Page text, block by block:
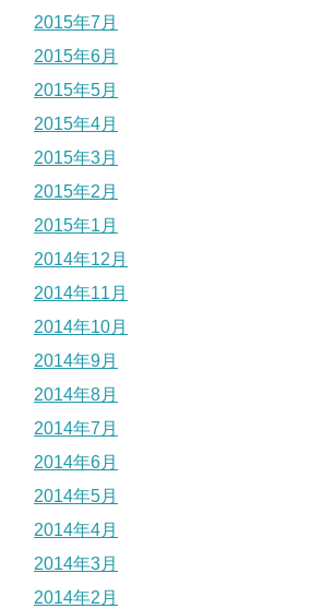
2015年7月
2015年6月
2015年5月
2015年4月
2015年3月
2015年2月
2015年1月
2014年12月
2014年11月
2014年10月
2014年9月
2014年8月
2014年7月
2014年6月
2014年5月
2014年4月
2014年3月
2014年2月